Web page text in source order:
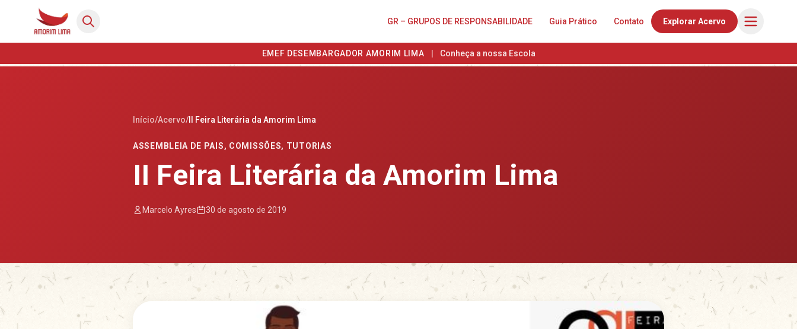
GR – GRUPOS DE RESPONSABILIDADE Guia Prático Contato Explorar Acervo
EMEF DESEMBARGADOR AMORIM LIMA Conheça a nossa Escola
Início/Acervo/ II Feira Literária da Amorim Lima
ASSEMBLEIA DE PAIS, COMISSÕES, TUTORIAS
II Feira Literária da Amorim Lima
Marcelo Ayres 30 de agosto de 2019